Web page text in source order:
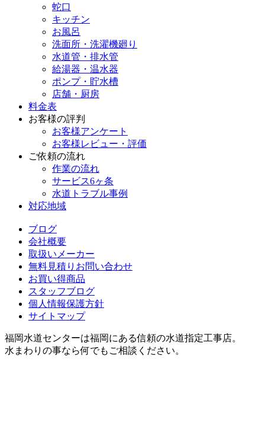
蛇口
キッチン
お風呂
洗面所・洗濯機廻り
水道管・排水管
給湯器・温水器
ポンプ・貯水槽
店舗・厨房
料金表
お客様の評判
お客様アンケート
お客様レビュー・評価
ご依頼の流れ
作業の流れ
サービス6ヶ条
水道トラブル事例
対応地域
ブログ
会社概要
取扱いメーカー
無料見積りお問い合わせ
お買い得商品
スタッフブログ
個人情報保護方針
サイトマップ
福岡水道センターは福岡にある信頼の水道指定工事店。
水まわりの事なら何でもご相談ください。